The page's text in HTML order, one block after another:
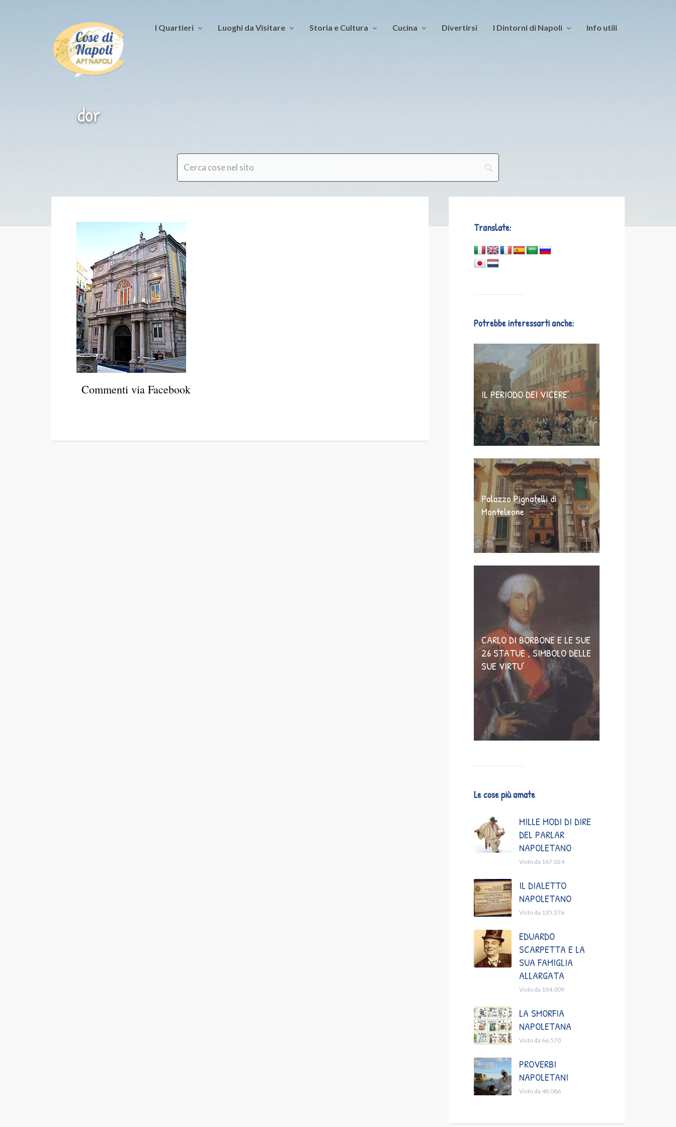
I Quartieri Luoghi da Visitare Storia e Cultura Cucina Divertirsi I Dintorni di Napoli Info utili
dor
Commenti via Facebook
Translate:
Potrebbe interessarti anche:
IL PERIODO DEI VICERE’
Palazzo Pignatelli di
Monteleone
CARLO DI BORBONE E LE SUE
26 STATUE , SIMBOLO DELLE
SUE VIRTU’
Le cose più amate
MILLE MODI DI DIRE
DEL PARLAR
NAPOLETANO
Visto da 167.024
IL DIALETTO
NAPOLETANO
Visto da 135.276
EDUARDO
SCARPETTA E LA
SUA FAMIGLIA
ALLARGATA
Visto da 104.009
LA SMORFIA
NAPOLETANA
Visto da 66.570
PROVERBI
NAPOLETANI
Visto da 48.086